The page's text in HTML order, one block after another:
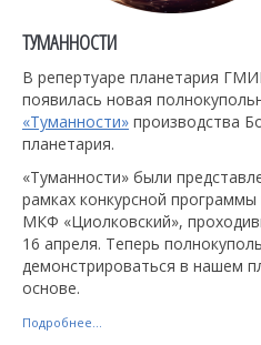
ТУМАННОСТИ
В репертуаре планетария
появилась новая
«Туманности» производства
планетария.
«Туманности» были
рамках конкурсной
МКФ «Циолковский»,
16 апреля. Теперь
демонстрироваться в нашем
основе.
Подробнее...